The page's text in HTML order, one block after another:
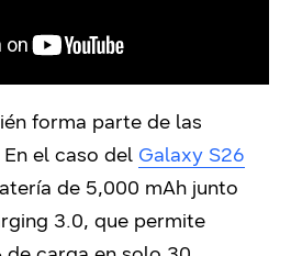
forma parte de las
el caso del Galaxy S26
de 5,000 mAh junto
3.0, que permite